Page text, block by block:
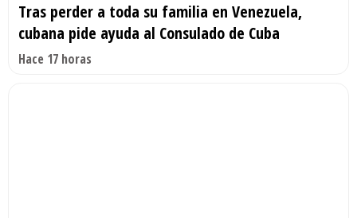
Tras perder a toda su familia en Venezuela,
cubana pide ayuda al Consulado de Cuba
Hace 17 horas